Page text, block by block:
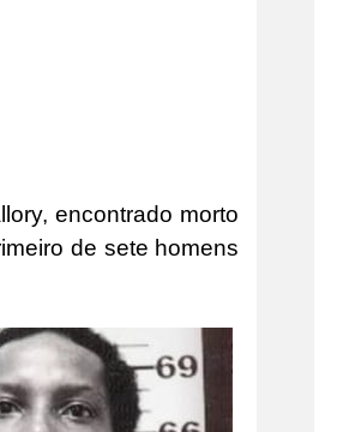
encontrado morto
de sete homens